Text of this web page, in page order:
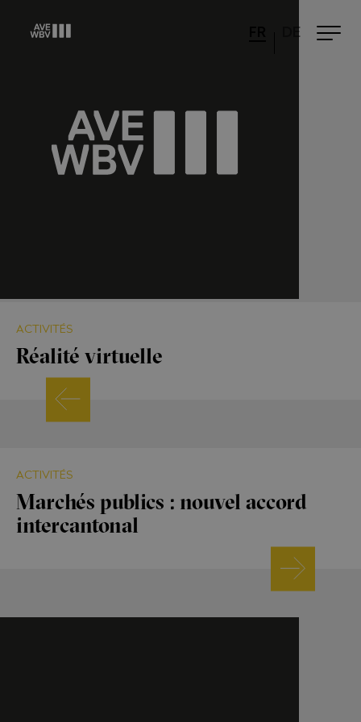
DE
ACTIVITÉS
Réalité virtuelle
ACTIVITÉS
Marchés publics : nouvel accord
intercantonal